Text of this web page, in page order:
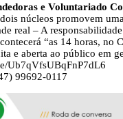
e Voluntariado
núcleos promovem
real – A
“as 14 horas, no
e aberta ao público em
Ub7qVfsUBqFnP7dL6
99692-0117